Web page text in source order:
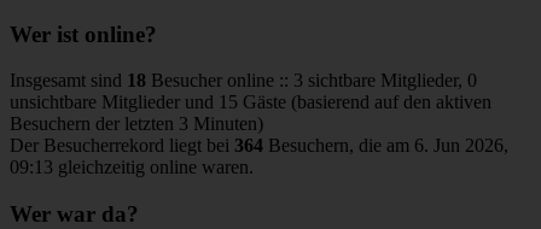
Wer ist online?
Insgesamt sind 18 Besucher online :: 3 sichtbare Mitglieder, 0
unsichtbare Mitglieder und 15 Gäste (basierend auf den aktiven
Besuchern der letzten 3 Minuten)
Der Besucherrekord liegt bei 364 Besuchern, die am 6. Jun 2026,
09:13 gleichzeitig online waren.
Wer war da?